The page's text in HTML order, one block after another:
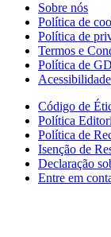
Sobre nós
Política de
Política de
Termos e
Política de
Acessibilidade
Código de
Política
Política de
Isenção de
Declaração
Entre em